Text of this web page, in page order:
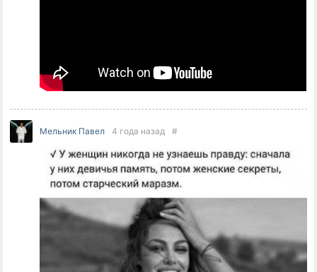
Мельник Павел 4 года назад #